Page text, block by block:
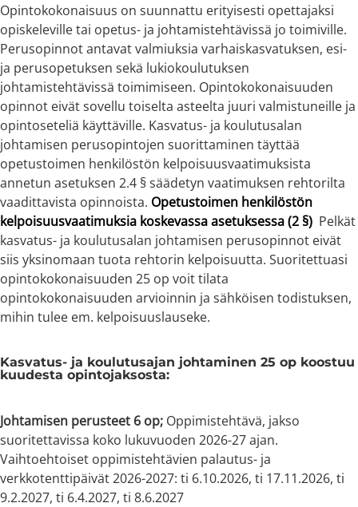
Opintokokonaisuus on suunnattu erityisesti opettajaksi
opiskeleville tai opetus- ja johtamistehtävissä jo toimiville.
Perusopinnot antavat valmiuksia varhaiskasvatuksen, esi-
ja perusopetuksen sekä lukiokoulutuksen
johtamistehtävissä toimimiseen. Opintokokonaisuuden
opinnot eivät sovellu toiselta asteelta juuri valmistuneille ja
opintoseteliä käyttäville. Kasvatus- ja koulutusalan
johtamisen perusopintojen suorittaminen täyttää
opetustoimen henkilöstön kelpoisuusvaatimuksista
annetun asetuksen 2.4 § säädetyn vaatimuksen rehtorilta
vaadittavista opinnoista. Opetustoimen henkilöstön
kelpoisuusvaatimuksia koskevassa asetuksessa (2 §) Pelkät
kasvatus- ja koulutusalan johtamisen perusopinnot eivät
siis yksinomaan tuota rehtorin kelpoisuutta. Suoritettuasi
opintokokonaisuuden 25 op voit tilata
opintokokonaisuuden arvioinnin ja sähköisen todistuksen,
mihin tulee em. kelpoisuuslauseke.
Kasvatus- ja koulutusajan johtaminen 25 op koostuu
kuudesta opintojaksosta:
Johtamisen perusteet 6 op; Oppimistehtävä, jakso
suoritettavissa koko lukuvuoden 2026-27 ajan.
Vaihtoehtoiset oppimistehtävien palautus- ja
verkkotenttipäivät 2026-2027: ti 6.10.2026, ti 17.11.2026, ti
9.2.2027, ti 6.4.2027, ti 8.6.2027